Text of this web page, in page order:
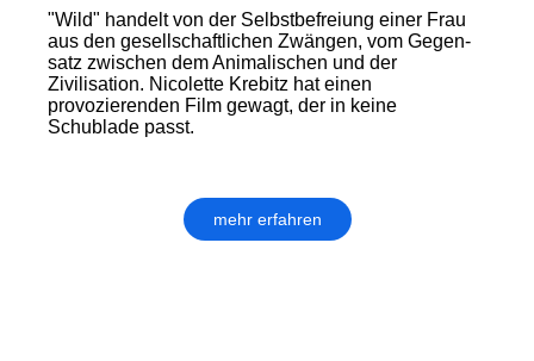
"Wild" handelt von der Selbst­befreiung einer Frau
aus den gesell­schaft­lichen Zwängen, vom Gegen­
satz zwischen dem Animalischen und der
Zivilisation. Nicolette Krebitz hat einen
provozierenden Film gewagt, der in keine
Schublade passt.
mehr erfahren